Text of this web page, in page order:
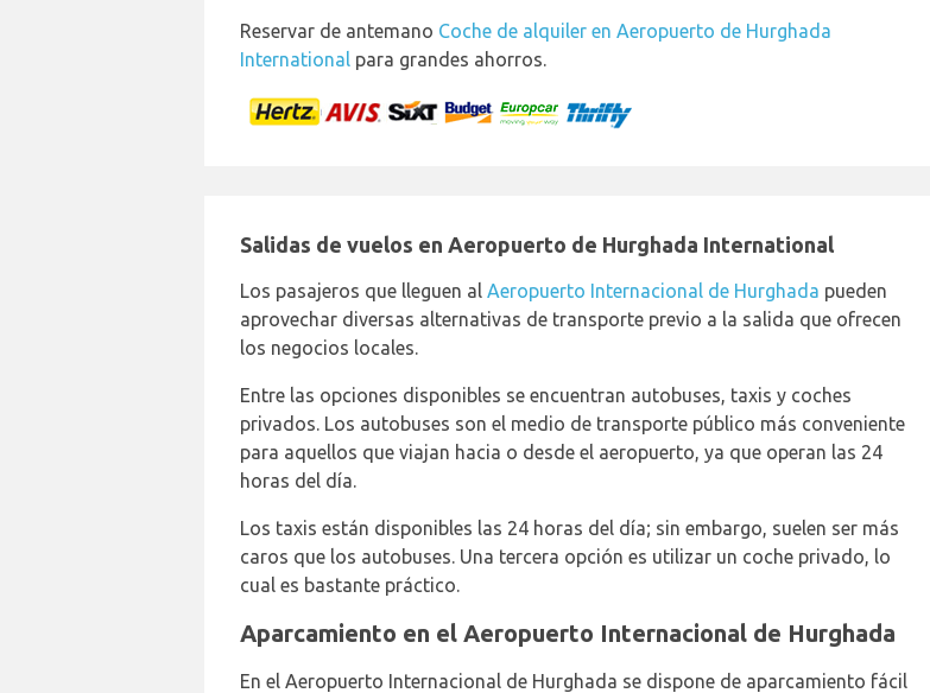
Reservar de antemano Coche de alquiler en Aeropuerto de Hurghada
International para grandes ahorros.
Salidas de vuelos en Aeropuerto de Hurghada International
Los pasajeros que lleguen al Aeropuerto Internacional de Hurghada pueden
aprovechar diversas alternativas de transporte previo a la salida que ofrecen
los negocios locales.
Entre las opciones disponibles se encuentran autobuses, taxis y coches
privados. Los autobuses son el medio de transporte público más conveniente
para aquellos que viajan hacia o desde el aeropuerto, ya que operan las 24
horas del día.
Los taxis están disponibles las 24 horas del día; sin embargo, suelen ser más
caros que los autobuses. Una tercera opción es utilizar un coche privado, lo
cual es bastante práctico.
Aparcamiento en el Aeropuerto Internacional de Hurghada
En el Aeropuerto Internacional de Hurghada se dispone de aparcamiento fácil